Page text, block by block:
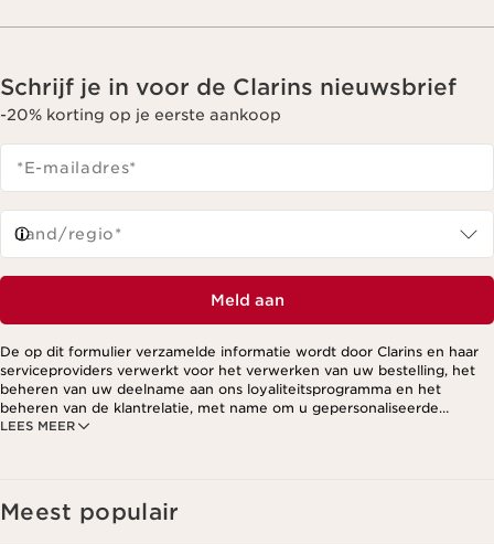
Schrijf je in voor de Clarins nieuwsbrief
-20% korting op je eerste aankoop
*E-mailadres*
Land/regio*
Meld aan
LEES MEER
De op dit formulier verzamelde informatie wordt door Clarins en haar
serviceproviders verwerkt voor het verwerken van uw bestelling, het
beheren van uw deelname aan ons loyaliteitsprogramma en het
beheren van de klantrelatie, met name om u gepersonaliseerde
aanbiedingen te kunnen sturen op basis van uw eerdere aankopen en
Meest populair